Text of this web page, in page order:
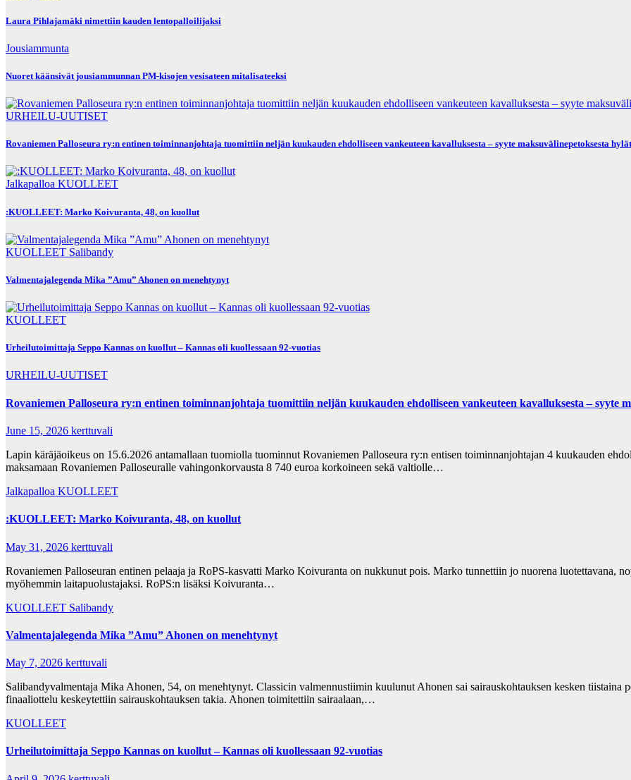
Laura Pihlajamäki nimettiin kauden lentopalloilijaksi
Jousiammunta
Nuoret käänsivät jousiammunnan PM-kisojen vesisateen mitalisateeksi
URHEILU-UUTISET
Rovaniemen Palloseura ry:n entinen toiminnanjohtaja tuo­mit­tiin neljän kuu­kau­den eh­dol­li­seen van­keu­teen ka­val­luk­ses­ta – syyte mak­su­vä­li­ne­pe­tok­ses­ta
Jalkapalloa KUOLLEET
:KUOLLEET: Marko Koivuranta, 48, on kuollut
KUOLLEET Salibandy
Valmentajalegenda Mika ”Amu” Ahonen on menehtynyt
KUOLLEET
Urheilutoimittaja Seppo Kannas on kuollut – Kannas oli kuollessaan 92-vuotias
URHEILU-UUTISET
Rovaniemen Palloseura ry:n entinen toiminnanjohtaja tuo­mit­tiin neljän kuu­kau­den eh­dol­li­seen van­keu­teen ka­val­luk­ses­ta – syyte
June 15, 2026 kerttuvali
Lapin käräjäoikeus on 15.6.2026 antamallaan tuomiolla tuominnut Rovaniemen Palloseura ry:n entisen toiminnanjohtajan 4 kuukauden
maksamaan Rovaniemen Palloseuralle vahingonkorvausta 8 740 euroa korkoineen sekä valtiolle…
Jalkapalloa KUOLLEET
:KUOLLEET: Marko Koivuranta, 48, on kuollut
May 31, 2026 kerttuvali
Rovaniemen Palloseuran entinen pelaaja ja RoPS-kasvatti Marko Koivuranta on nukkunut pois. Marko tunnettiin jo nuorena luotettavana,
myöhemmin laitapuolustajaksi. RoPS:n lisäksi Koivuranta…
KUOLLEET Salibandy
Valmentajalegenda Mika ”Amu” Ahonen on menehtynyt
May 7, 2026 kerttuvali
Salibandyvalmentaja Mika Ahonen, 54, on menehtynyt. Classicin valmennustiimin kuulunut Ahonen sai sairauskohtauksen kesken
finaaliottelu keskeytettiin sairauskohtauksen takia. Ahonen toimitettiin sairaalaan,…
KUOLLEET
Urheilutoimittaja Seppo Kannas on kuollut – Kannas oli kuollessaan 92-vuotias